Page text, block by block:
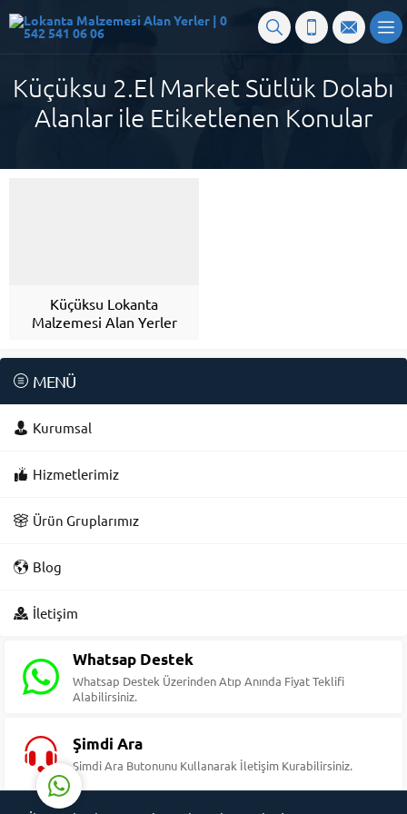
Küçüksu 2.El Market Sütlük Dolabı
Alanlar ile Etiketlenen Konular
Küçüksu Lokanta
Malzemesi Alan Yerler
MENÜ
Kurumsal
Hizmetlerimiz
Ürün Gruplarımız
Blog
İletişim
Whatsap Destek
Whatsap Destek Üzerinden Atıp Anında Fiyat Teklifi
Alabilirsiniz.
Şimdi Ara
Şimdi Ara Butonunu Kullanarak İletişim Kurabilirsiniz.